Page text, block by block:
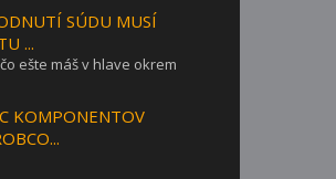
SÚDU MUSÍ
...
ešte máš v hlave okrem
KOMPONENTOV